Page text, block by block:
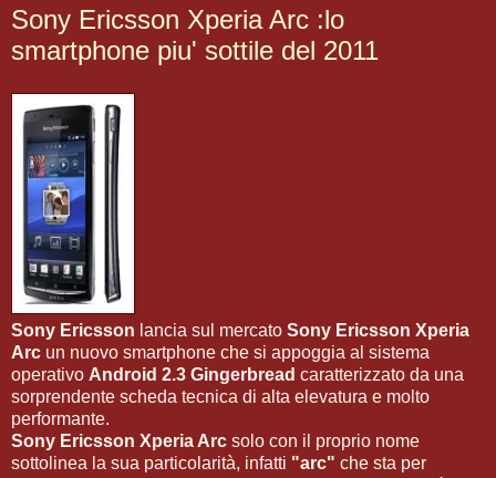
Sony Ericsson Xperia Arc :lo
smartphone piu' sottile del 2011
Sony Ericsson lancia sul mercato Sony Ericsson Xperia
Arc un nuovo smartphone che si appoggia al sistema
operativo Android 2.3 Gingerbread caratterizzato da una
sorprendente scheda tecnica di alta elevatura e molto
performante.
Sony Ericsson Xperia Arc solo con il proprio nome
sottolinea la sua particolarità, infatti "arc" che sta per